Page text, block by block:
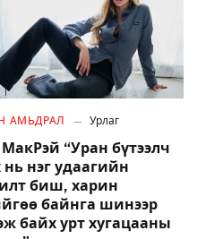
АМЬДРАЛ Урлаг
“Уран бүтээлч
нь нэг удаагийн
биш, харин
байнга шинээр
байх урт хугацааны